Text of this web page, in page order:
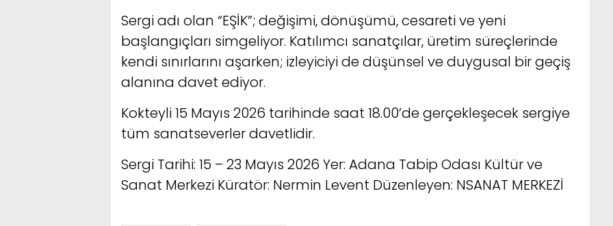
Sergi adı olan “EŞİK”; değişimi, dönüşümü, cesareti ve yeni
başlangıçları simgeliyor. Katılımcı sanatçılar, üretim süreçlerinde
kendi sınırlarını aşarken; izleyiciyi de düşünsel ve duygusal bir geçiş
alanına davet ediyor.
Kokteyli 15 Mayıs 2026 tarihinde saat 18.00’de gerçekleşecek sergiye
tüm sanatseverler davetlidir.
Sergi Tarihi: 15 – 23 Mayıs 2026 Yer: Adana Tabip Odası Kültür ve
Sanat Merkezi Küratör: Nermin Levent Düzenleyen: NSANAT MERKEZİ